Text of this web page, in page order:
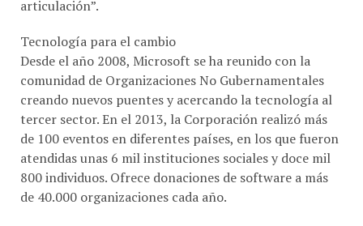
Desde el año 2008, Microsoft se ha reunido con la
comunidad de Organizaciones No Gubernamentales
creando nuevos puentes y acercando la tecnología al
tercer sector. En el 2013, la Corporación realizó más
de 100 eventos en diferentes países, en los que fueron
atendidas unas 6 mil instituciones sociales y doce mil
800 individuos. Ofrece donaciones de software a más
de 40.000 organizaciones cada año.